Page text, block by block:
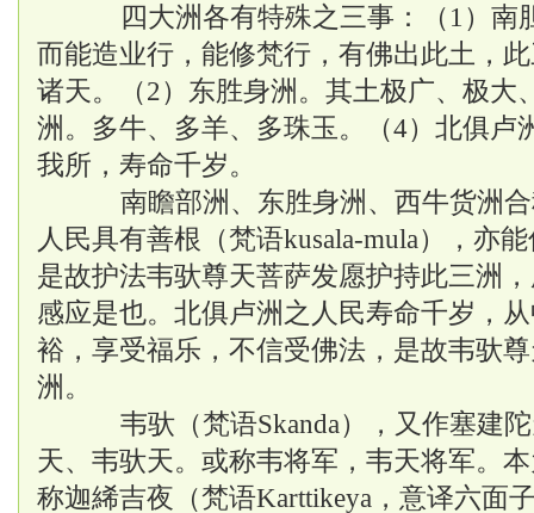
四大洲各有特殊之三事：（1）南
而能造业行，能修梵行，有佛出此土，
诸天。（2）东胜身洲。其土极广、极大
洲。多牛、多羊、多珠玉。（4）北俱卢
我所，寿命千岁。
南瞻部洲、东胜身洲、西牛货洲合
人民具有善根（梵语kusala-mula），亦
是故护法韦驮尊天菩萨发愿护持此三洲
感应是也。北俱卢洲之人民寿命千岁，
裕，享受福乐，不信受佛法，是故韦驮
洲。
韦驮（梵语Skanda），又作塞建
天、韦驮天。或称韦将军，韦天将军。
称迦絺吉夜（梵语Karttikeya，意译六面